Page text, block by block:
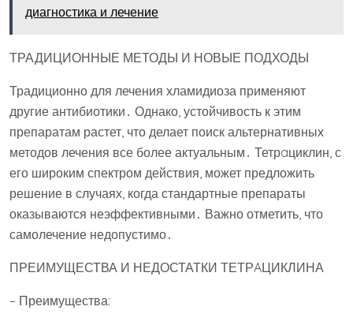
диагностика и лечение
ТРАДИЦИОННЫЕ МЕТОДЫ И НОВЫЕ ПОДХОДЫ
Традиционно для лечения хламидиоза применяют
другие антибиотики․ Однако, устойчивость к этим
препаратам растет, что делает поиск альтернативных
методов лечения все более актуальным․ Тетрaциклин, с
его широким спектром действия, может предложить
решение в случаях, когда стандартные препараты
оказываются неэффективными․ Важно отметить, что
самолечение недопустимо․
ПРЕИМУЩЕСТВА И НЕДОСТАТКИ ТЕТРAЦИКЛИНА
– Преимущества: